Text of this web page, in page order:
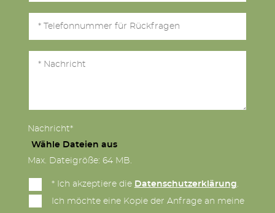
Nachricht*
Wähle Dateien aus
Max. Dateigröße: 64 MB.
* Ich akzeptiere die Datenschutzerklärung.
Ich möchte eine Kopie der Anfrage an meine